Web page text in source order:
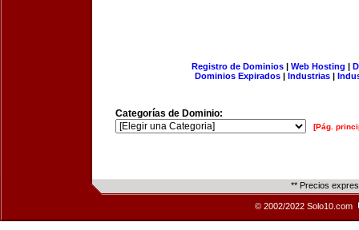
Registro de Dominios| Web Hosting |
Dominios Expirados | Industrias |
Categorías de Dominio:
[Pág.
** Precios
© 2002/2022 Solo10.com